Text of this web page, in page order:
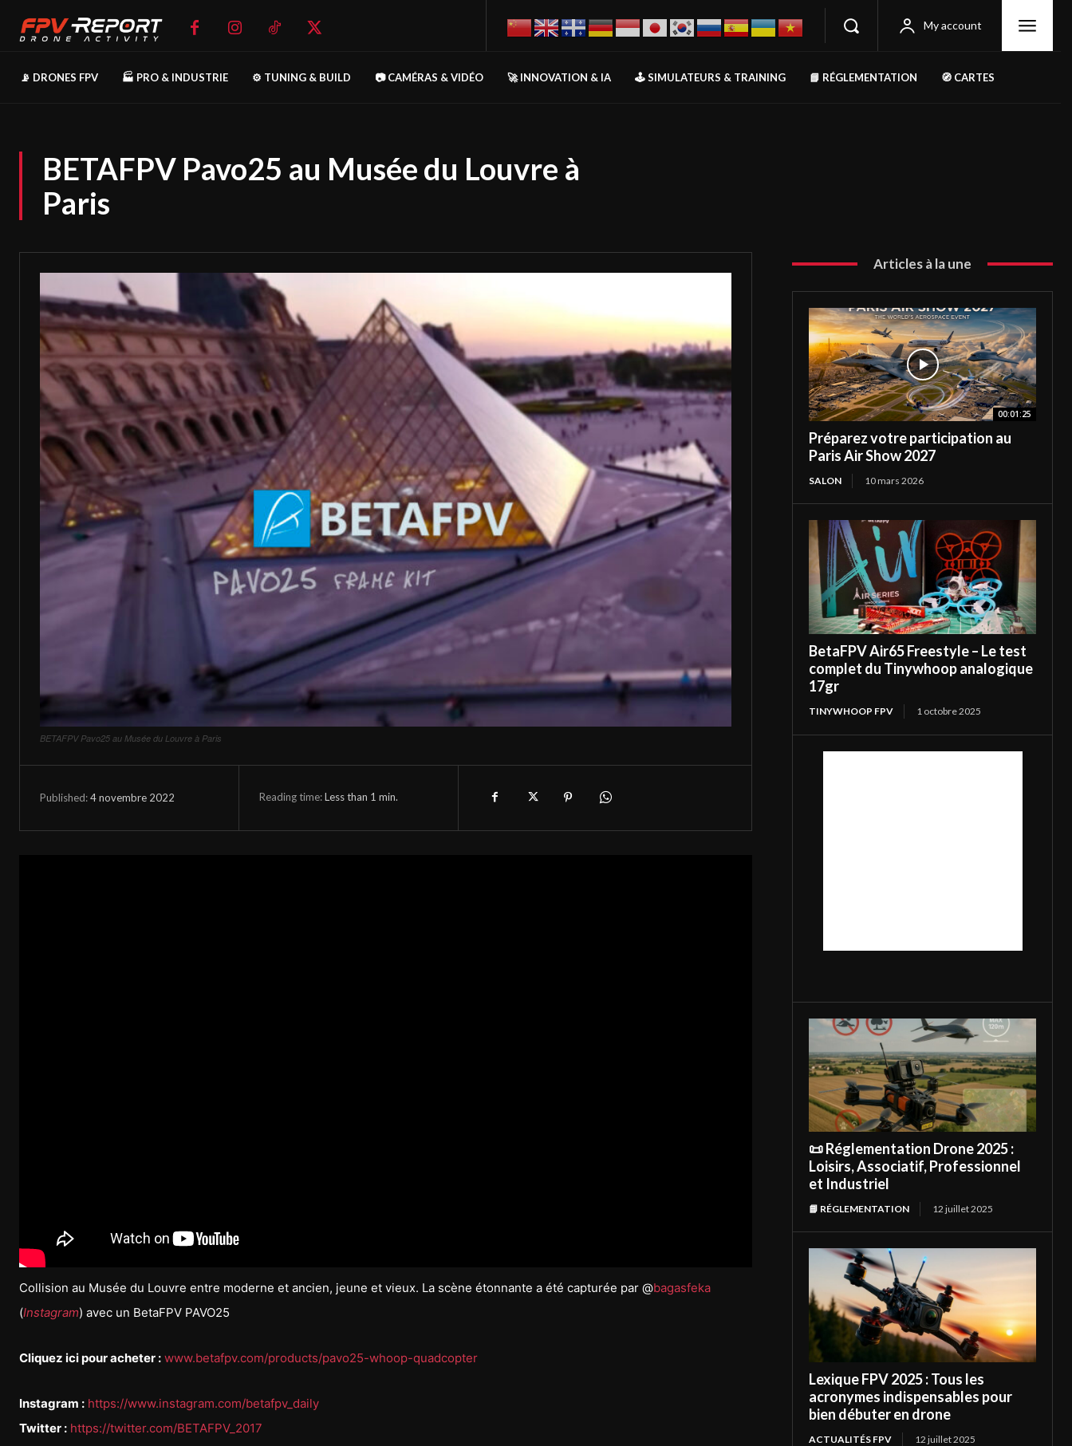
My account
📡 DRONES FPV 🏭 PRO & INDUSTRIE ⚙️ TUNING & BUILD 📷 CAMÉRAS & VIDÉO 🚀 INNOVATION & IA 🕹️ SIMULATEURS & TRAINING 📘 RÉGLEMENTATION 🧭 CARTES
BETAFPV Pavo25 au Musée du Louvre à
Paris
BETAFPV Pavo25 au Musée du Louvre à Paris
Published:4 novembre 2022 Reading time:Less than 1 min.
Collision au Musée du Louvre entre moderne et ancien, jeune et vieux. La scène étonnante a été capturée par @bagasfeka
(Instagram) avec un BetaFPV PAVO25
Cliquez ici pour acheter : www.betafpv.com/products/pavo25-whoop-quadcopter
Instagram : https://www.instagram.com/betafpv_daily
Twitter : https://twitter.com/BETAFPV_2017
Articles à la une
00:01:25
Préparez votre participation au
Paris Air Show 2027
SALON 10 mars 2026
BetaFPV Air65 Freestyle – Le test
complet du Tinywhoop analogique
17gr
TINYWHOOP FPV 1 octobre 2025
📜 Réglementation Drone 2025 :
Loisirs, Associatif, Professionnel
et Industriel
📘 RÉGLEMENTATION 12 juillet 2025
Lexique FPV 2025 : Tous les
acronymes indispensables pour
bien débuter en drone
ACTUALITÉS FPV 12 juillet 2025